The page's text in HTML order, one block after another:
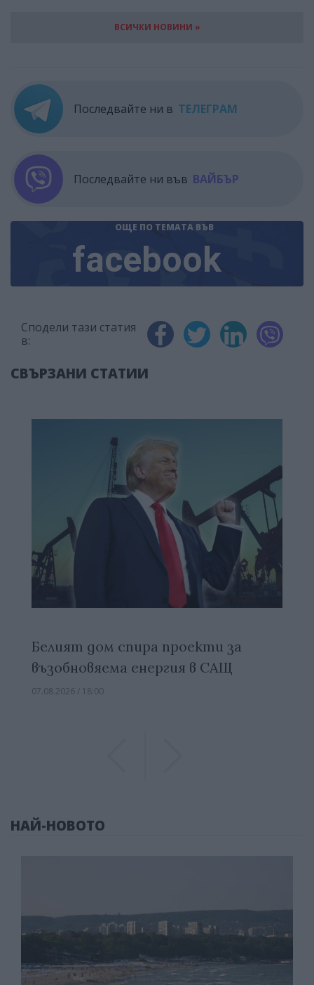
ВСИЧКИ НОВИНИ »
Последвайте ни в ТЕЛЕГРАМ
Последвайте ни във ВАЙБЪР
ОЩЕ ПО ТЕМАТА ВЪВ
facebook
Сподели тази статия
в:
СВЪРЗАНИ СТАТИИ
Белият дом спира проекти за
възобновяема енергия в САЩ
07.08.2026 / 18:00
НАЙ-НОВОТО